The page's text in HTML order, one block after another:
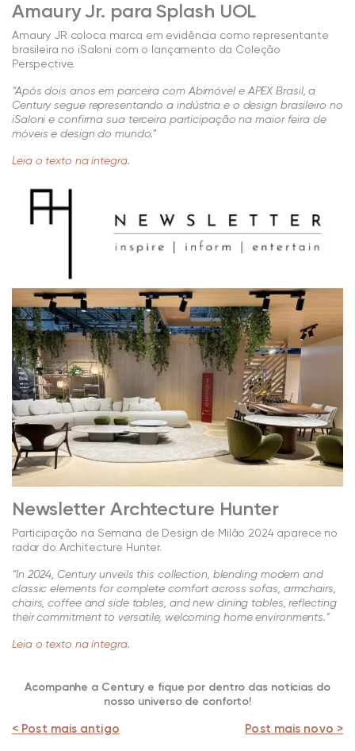
Amaury Jr. para Splash UOL
Amaury JR coloca marca em evidência como representante
brasileira no iSaloni com o lançamento da Coleção
Perspective.
“Após dois anos em parceira com Abimóvel e APEX Brasil, a
Century segue representando a indústria e o design brasileiro no
iSaloni e confirma sua terceira participação na maior feira de
móveis e design do mundo.”
Leia o texto na íntegra.
Newsletter Archtecture Hunter
Participação na Semana de Design de Milão 2024 aparece no
radar do Architecture Hunter.
“In 2024, Century unveils this collection, blending modern and
classic elements for complete comfort across sofas, armchairs,
chairs, coffee and side tables, and new dining tables, reflecting
their commitment to versatile, welcoming home environments.”
Leia o texto na íntegra.
Acompanhe a Century e fique por dentro das notícias do
nosso universo de conforto!
< Post mais antigo Post mais novo >